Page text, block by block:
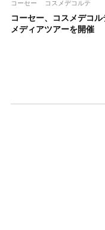
コーセー コスメデコルテ
コーセー、コスメデコ
メディアツアーを開催